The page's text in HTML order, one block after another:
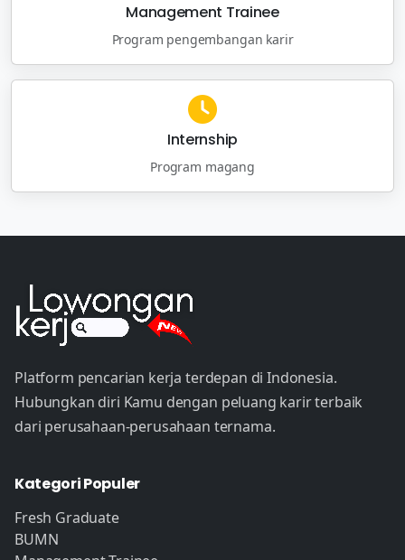
Management Trainee
Program pengembangan karir
Internship
Program magang
Platform pencarian kerja terdepan di Indonesia.
Hubungkan diri Kamu dengan peluang karir terbaik
dari perusahaan-perusahaan ternama.
Kategori Populer
Fresh Graduate
BUMN